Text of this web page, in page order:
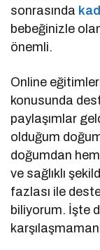
sonrasında
bebeğinizle
önemli.
Online
konusunda
paylaşımlar
olduğum
doğumdan
ve sağlıklı
fazlası ile
biliyorum. İşte